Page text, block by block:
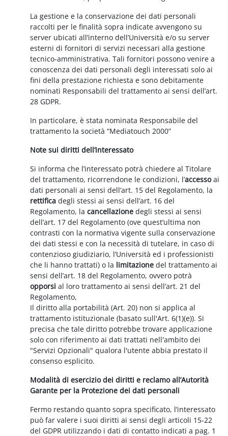
La gestione e la conservazione dei dati personali
raccolti per le finalità sopra indicate avvengono su
server ubicati all’interno dell’Università e/o su server
esterni di fornitori di servizi necessari alla gestione
tecnico-amministrativa. Tali fornitori possono venire a
conoscenza dei dati personali degli interessati solo ai
fini della prestazione richiesta e sono debitamente
nominati Responsabili del trattamento ai sensi dell’art.
28 GDPR.
In particolare, è stata nominata Responsabile del
trattamento la società “Mediatouch 2000”
Note sui diritti dell’interessato
Si informa che l’interessato potrà chiedere al Titolare
del trattamento, ricorrendone le condizioni, l’accessoai
dati personali ai sensi dell’art. 15 del Regolamento, la
rettificadegli stessi ai sensi dell’art. 16 del
Regolamento, lacancellazione degli stessi ai sensi
dell’art. 17 del Regolamento (ove quest’ultima non
contrasti con la normativa vigente sulla conservazione
dei dati stessi e con la necessità di tutelare, in caso di
contenzioso giudiziario, l’Università ed i professionisti
che li hanno trattati) o la limitazione del trattamento ai
sensi dell’art. 18 del Regolamento, ovvero potrà
opporsi al loro trattamento ai sensi dell’art. 21 del
Regolamento,
Il diritto alla portabilità (Art. 20) non si applica al
trattamento istituzionale (basato sull'Art. 6(1)(e)). Si
precisa che tale diritto potrebbe trovare applicazione
solo con riferimento ai dati trattati nell'ambito dei
"Servizi Opzionali" qualora l'utente abbia prestato il
consenso esplicito.
Modalità di esercizio dei diritti e reclamo all’Autorità
Garante per la Protezione dei dati personali
Fermo restando quanto sopra specificato, l’interessato
può far valere i suoi diritti ai sensi degli articoli 15-22
del GDPR utilizzando i dati di contatto indicati a pag. 1